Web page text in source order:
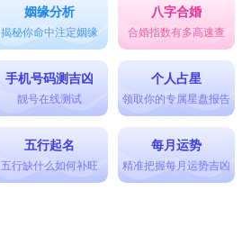
姻缘分析
揭秘你命中注定姻缘
八字合婚
合婚指数有多高速查
手机号码测吉凶
靓号在线测试
个人占星
领取你的专属星盘报告
五行起名
五行缺什么如何补旺
每月运势
精准把握每月运势吉凶